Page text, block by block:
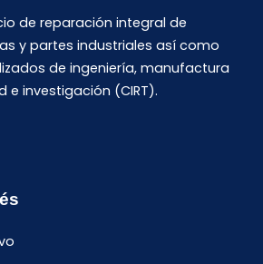
de reparación integral de
y partes industriales así como
de ingeniería, manufactura
e investigación (CIRT).